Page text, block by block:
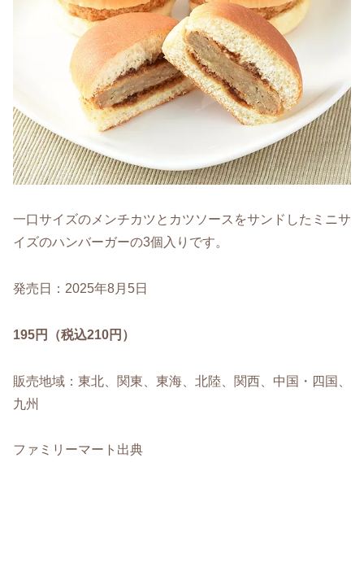
一口サイズのメンチカツとカツソースをサンドしたミニサ
イズのハンバーガーの3個入りです。
発売日：2025年8月5日
195円（税込210円）
販売地域：東北、関東、東海、北陸、関西、中国・四国、
九州
ファミリーマート出典